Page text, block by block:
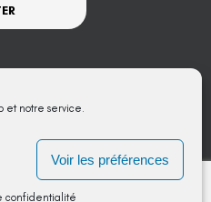
et notre service.
Voir les préférences
confidentialité